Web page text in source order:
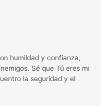
humildad y confianza,
Sé que Tú eres mi
la seguridad y el